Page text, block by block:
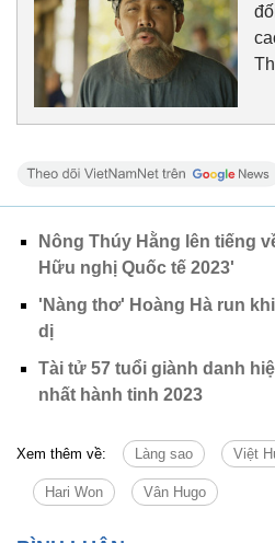
Nông Thúy Hằng lên tiếng
Hữu nghị Quốc tế 2023'
'Nàng thơ' Hoàng Hà run
dị
Tài tử 57 tuổi giành danh
nhất hành tinh 2023
Xem thêm về: Làng sao Việt
Hari Won Vân Hugo